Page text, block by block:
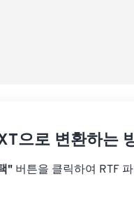
으로 변환하는
" 버튼을 클릭하여 RTF